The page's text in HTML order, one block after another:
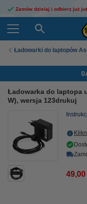
Zamów dzisiaj i odbierz już
Ładowarki do laptopów
Ładowarka do laptopa
W), wersja 123drukuj
49,00